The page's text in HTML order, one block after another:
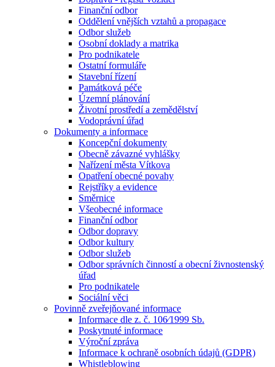
Finanční odbor
Oddělení vnějších vztahů a propagace
Odbor služeb
Osobní doklady a matrika
Pro podnikatele
Ostatní formuláře
Stavební řízení
Památková péče
Územní plánování
Životní prostředí a zemědělství
Vodoprávní úřad
Dokumenty a informace
Koncepční dokumenty
Obecně závazné vyhlášky
Nařízení města Vítkova
Opatření obecné povahy
Rejstříky a evidence
Směrnice
Všeobecné informace
Finanční odbor
Odbor dopravy
Odbor kultury
Odbor služeb
Odbor správních činností a obecní živnostenský
úřad
Pro podnikatele
Sociální věci
Povinně zveřejňované informace
Informace dle z. č. 106⁄1999 Sb.
Poskytnuté informace
Výroční zpráva
Informace k ochraně osobních údajů (GDPR)
Whistleblowing